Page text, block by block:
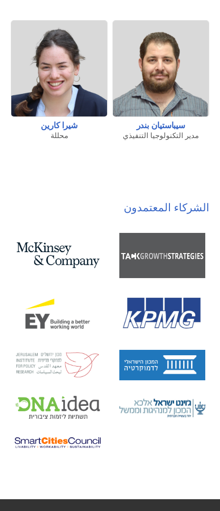
سيباستيان بندر
مدير التكنولوجيا التنفيذي
شيرا كارين
محللة
الشركاء المعتمدون